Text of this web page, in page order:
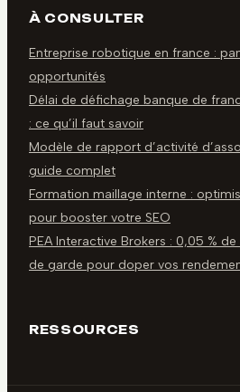
À CONSULTER
Entreprise robotique en france :
opportunités
Délai de défichage banque de
: ce qu’il faut savoir
Modèle de rapport d’activité
guide complet
Formation maillage interne :
pour booster votre SEO
PEA Interactive Brokers : 0,05 %
de garde pour doper vos
RESSOURCES